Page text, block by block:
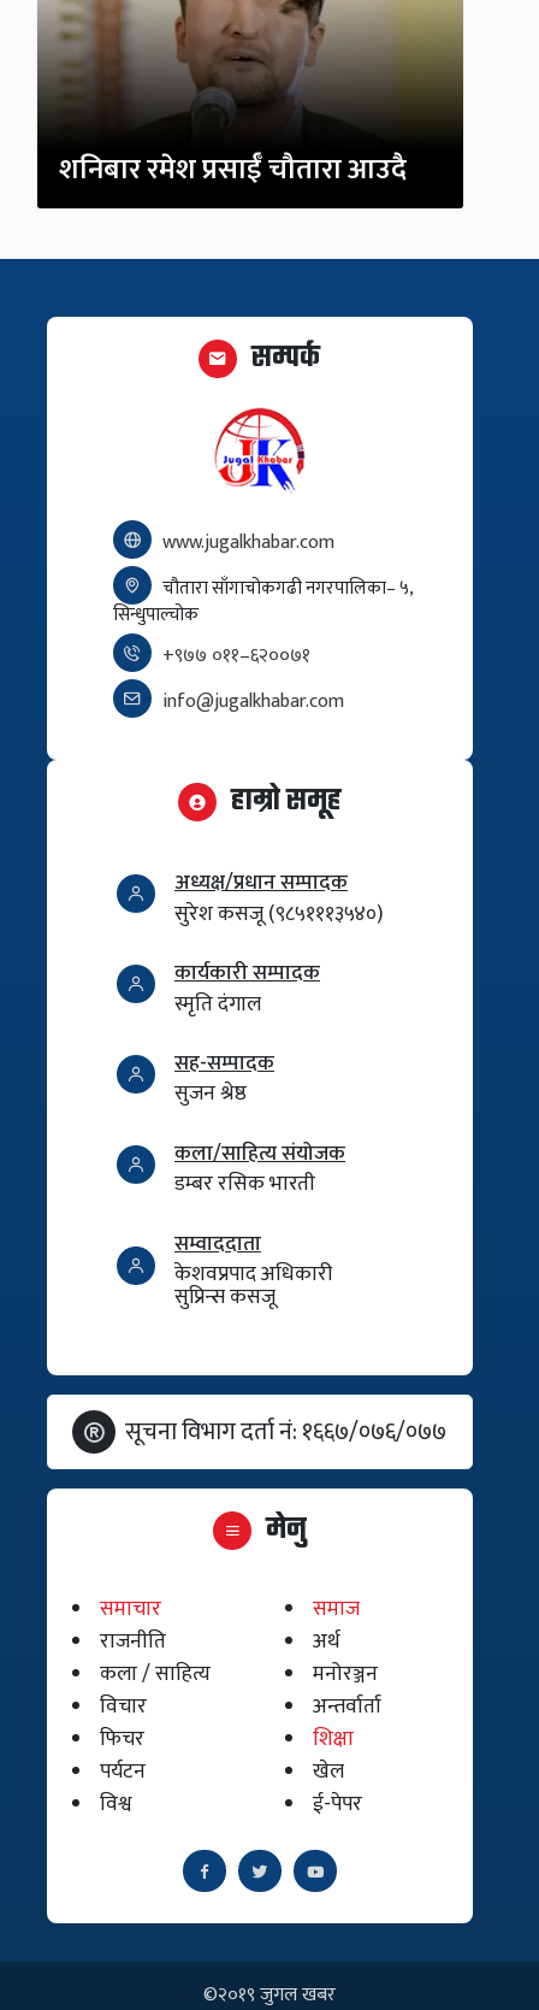
शनिबार रमेश प्रसाईँ चौतारा आउदै
सम्पर्क
www.jugalkhabar.com
चौतारा साँगाचोकगढी नगरपालिका– ५,
सिन्धुपाल्चोक
+९७७ ०११–६२००७१
info@jugalkhabar.com
हाम्रो समूह
अध्यक्ष/प्रधान सम्पादक
सुरेश कसजू (९८५१११३५४०)
कार्यकारी सम्पादक
स्मृति दंगाल
सह-सम्पादक
सुजन श्रेष्ठ
कला/साहित्य संयोजक
डम्बर रसिक भारती
सम्वाददाता
केशवप्रपाद अधिकारी
सुप्रिन्स कसजू
सूचना विभाग दर्ता नं: १६६७/०७६/०७७
मेनु
समाचार
समाज
राजनीति
अर्थ
कला / साहित्य
मनोरञ्जन
विचार
अन्तर्वार्ता
फिचर
शिक्षा
पर्यटन
खेल
विश्व
ई-पेपर
©२०१९ जुगल खबर